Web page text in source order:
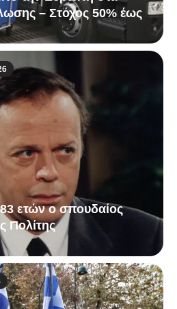
– Στόχος 50% έως
ετών ο σπουδαίος
Πολίτης